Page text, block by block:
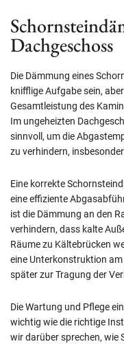
Dachgeschoss
Die Dämmung eines
knifflige Aufgabe sein,
Gesamtleistung des
Im ungeheizten
sinnvoll, um die
zu verhindern,
Eine korrekte
eine effiziente
ist die Dämmung an den
verhindern, dass kalte
Räume zu Kältebrücken
eine Unterkonstruktion
später zur Tragung der
Die Wartung und Pflege
wichtig wie die richtige
wir darüber sprechen, wie